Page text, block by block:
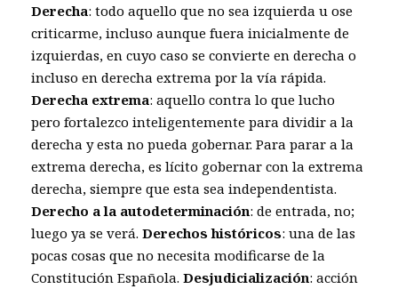
Derecha: todo aquello que no sea izquierda u ose
criticarme, incluso aunque fuera inicialmente de
izquierdas, en cuyo caso se convierte en derecha o
incluso en derecha extrema por la vía rápida.
Derecha extrema: aquello contra lo que lucho
pero fortalezco inteligentemente para dividir a la
derecha y esta no pueda gobernar. Para parar a la
extrema derecha, es lícito gobernar con la extrema
derecha, siempre que esta sea independentista.
Derecho a la autodeterminación: de entrada, no;
luego ya se verá. Derechos históricos: una de las
pocas cosas que no necesita modificarse de la
Constitución Española. Desjudicialización: acción